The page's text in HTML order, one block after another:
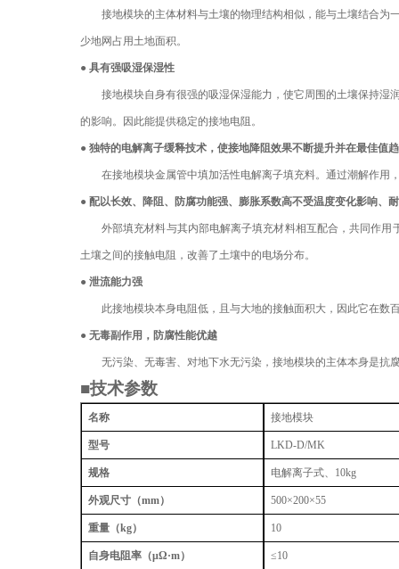
接地模块的主体材料与土壤的物理结构相似，能与土壤结合为
少地网占用土地面积。
● 具有强吸湿保湿性
接地模块自身有很强的吸湿保湿能力，使它周围的土壤保持湿
的影响。因此能提供稳定的接地电阻。
● 独特的电解离子缓释技术，使接地降阻效果不断提升并在最佳值
在接地模块金属管中填加活性电解离子填充料。通过潮解作用
● 配以长效、降阻、防腐功能强、膨胀系数高不受温度变化影响、
外部填充材料与其内部电解离子填充材料相互配合，共同作
土壤之间的接触电阻，改善了土壤中的电场分布。
● 泄流能力强
此接地模块本身电阻低，且与大地的接触面积大，因此它在数
● 无毒副作用，防腐性能优越
无污染、无毒害、对地下水无污染 ， 接地模块的主体本身是抗
■技术参数
名称 接地模块
型号 LKD-D/MK
规格 电解离子式、 10kg
外观尺寸 （mm） 500×200×55
重量（kg） 10
自身电阻率（μΩ·m） ≤10